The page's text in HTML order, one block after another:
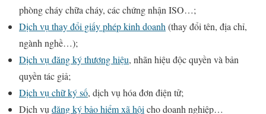
phòng cháy chữa cháy, các chứng nhận ISO…;
Dịch vụ thay đổi giấy phép kinh doanh (thay đổi tên, địa chỉ,
ngành nghề…);
Dịch vụ đăng ký thương hiệu, nhãn hiệu độc quyền và bản
quyền tác giả;
Dịch vụ chữ ký số, dịch vụ hóa đơn điện tử;
Dịch vụ đăng ký bảo hiểm xã hội cho doanh nghiệp…